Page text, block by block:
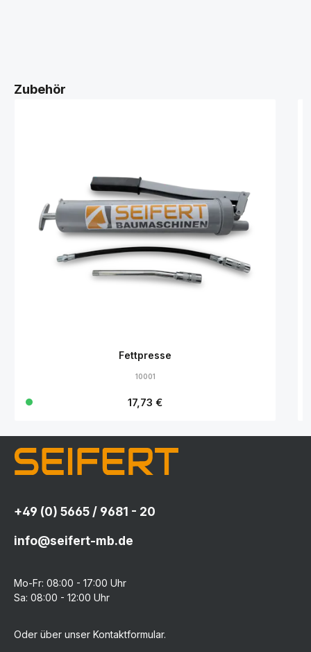
Zubehör
Fettpresse
10001
Regulärer Preis:
17,73 €
+49 (0) 5665 / 9681 - 20
info@seifert-mb.de
Mo-Fr: 08:00 - 17:00 Uhr
Sa: 08:00 - 12:00 Uhr
Oder über unser Kontaktformular.